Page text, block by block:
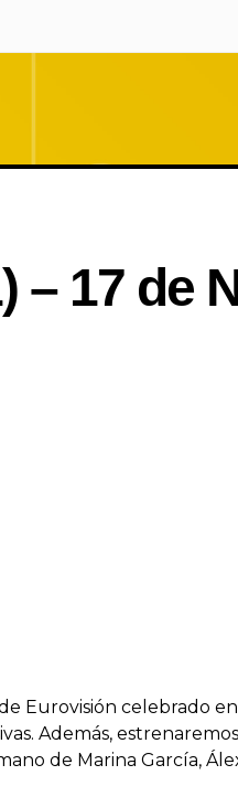
– 17 de
Eurovisión celebrado
Además,
de Marina García,